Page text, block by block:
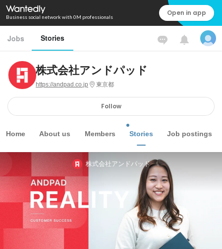
Business social network with 0M professionals Open in app
Jobs Stories
株式会社アンドパッド
https://andpad.co.jp 東京都
Follow
Home About us Members Stories Job postings
株式会社アンドパッド